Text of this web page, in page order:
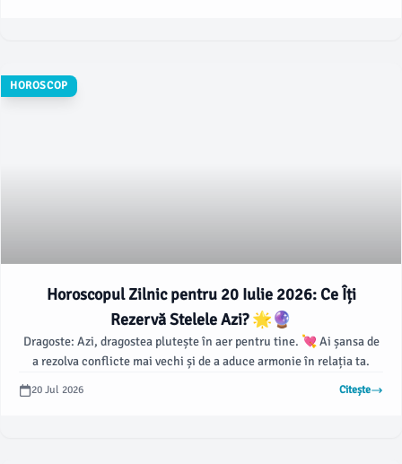
HOROSCOP
Horoscopul Zilnic pentru 20 Iulie 2026: Ce Îți
Rezervă Stelele Azi? 🌟🔮
Dragoste: Azi, dragostea plutește în aer pentru tine. 💘 Ai șansa de
a rezolva conflicte mai vechi și de a aduce armonie în relația ta.
20 Jul 2026 Citește